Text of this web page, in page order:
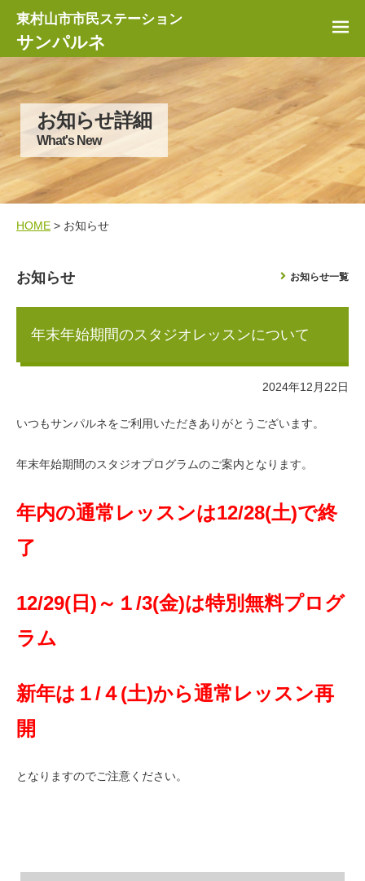
東村山市市民ステーション
サンパルネ
お知らせ詳細
What's New
HOME > お知らせ
お知らせ お知らせ一覧
年末年始期間のスタジオレッスンについて
2024年12月22日
いつもサンパルネをご利用いただきありがとうございます。
年末年始期間のスタジオプログラムのご案内となります。
年内の通常レッスンは12/28(土)で終
了
12/29(日)～１/3(金)は特別無料プログ
ラム
新年は１/４(土)から通常レッスン再
開
となりますのでご注意ください。